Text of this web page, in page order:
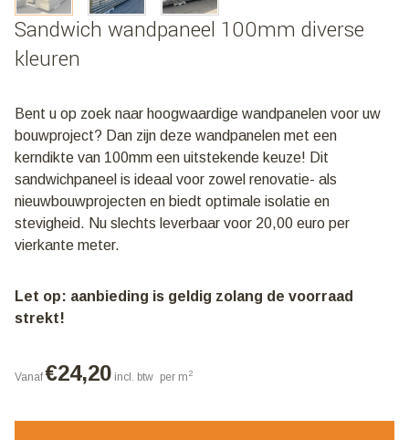
Sandwich wandpaneel 100mm diverse
kleuren
Bent u op zoek naar hoogwaardige wandpanelen voor uw
bouwproject? Dan zijn deze wandpanelen met een
kerndikte van 100mm een uitstekende keuze! Dit
sandwichpaneel is ideaal voor zowel renovatie- als
nieuwbouwprojecten en biedt optimale isolatie en
stevigheid. Nu slechts leverbaar voor 20,00 euro per
vierkante meter.
Let op: aanbieding is geldig zolang de voorraad
strekt!
Vanaf€24,20 incl. btw per m 2